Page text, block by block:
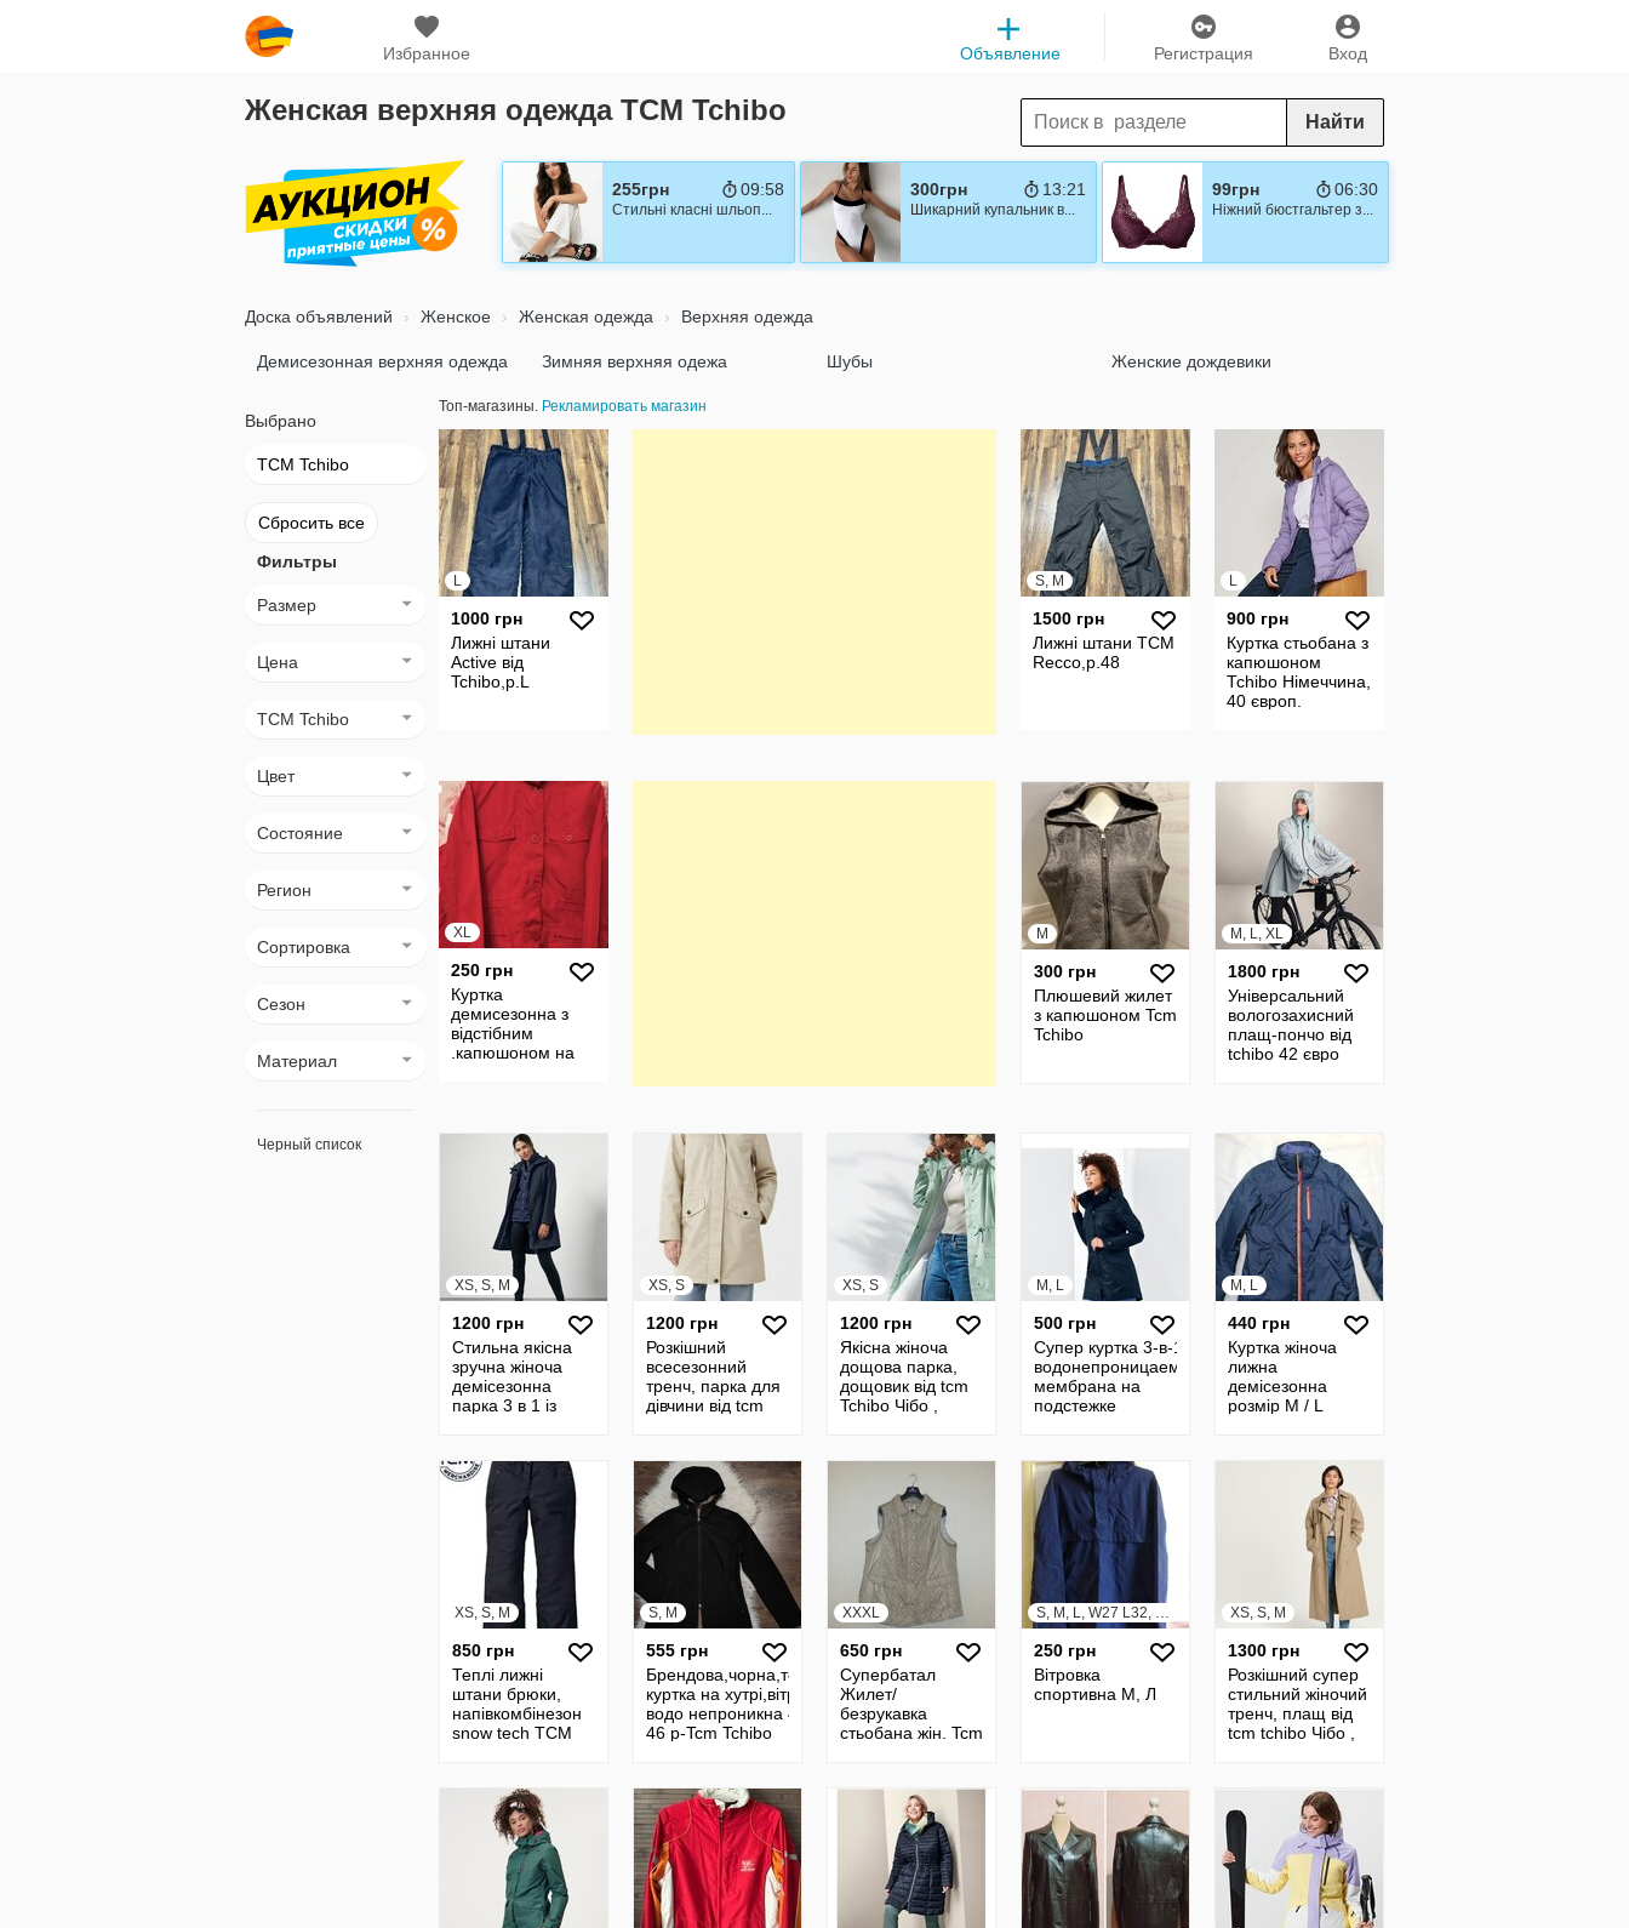
Избранное Вход
Регистрация
Объявление
Женская верхняя одежда TCM Tchibo Найти
255грн 09:57
Стильні класні шльоп...
300грн 13:20
Шикарний купальник в...
99грн 06:29
Ніжний бюстгальтер з...
Доска объявлений Женское Женская одежда Верхняя одежда
Демисезонная верхняя одежда Зимняя верхняя одежа Шубы Женские дождевики
Выбрано
TCM Tchibo
Сбросить все
Фильтры
Размер
Цена
TCM Tchibo
Цвет
Состояние
Регион
Сортировка
Сезон
Материал
Черный список
Топ-магазины. Рекламировать магазин
L
1000 грн
Лижні штани
Active від
Tchibo,р.L
S, M
1500 грн
Лижні штани TCM
Recco,р.48
L
900 грн
Куртка стьобана з
капюшоном
Тсhibo Німеччина,
40 європ.
XL
250 грн
Куртка
демисезонна з
відстібним
.капюшоном на
M
300 грн
Плюшевий жилет
з капюшоном Tcm
Tchibo
M, L, XL
1800 грн
Універсальний
вологозахисний
плащ-пончо від
tchibo 42 євро
XS, S, M
1200 грн
Стильна якісна
зручна жіноча
демісезонна
парка 3 в 1 із
Німеччина, S
XS, S
1200 грн
Розкішний
всесезонний
тренч, парка для
дівчини від tcm
XS, S
1200 грн
Якісна жіноча
дощова парка,
дощовик від tcm
Tchibo Чібо ,
M, L
500 грн
Супер куртка 3-в-1
водонепроницаемая
мембрана на
подстежке
M, L
440 грн
Куртка жіноча
лижна
демісезонна
розмір М / L
XS, S, M
850 грн
Теплі лижні
штани брюки,
напівкомбінезон
snow tech TCM
S, M
555 грн
Брендова,чорна,термо
куртка на хутрі,вітро і
водо непроникна 44-
46 р-Tcm Tchibo
XXXL
650 грн
Супербатал
Жилет/
безрукавка
стьобана жін. Tcm
S, M, L, W27 L32, W28 L32, W29 L32, W30 L32
250 грн
Вітровка
спортивна М, Л
XS, S, M
1300 грн
Розкішний супер
стильний жіночий
тренч, плащ від
tcm tchibo Чібо ,